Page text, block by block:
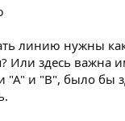
линию нужны
Или здесь важна
"А" и "В", было бы